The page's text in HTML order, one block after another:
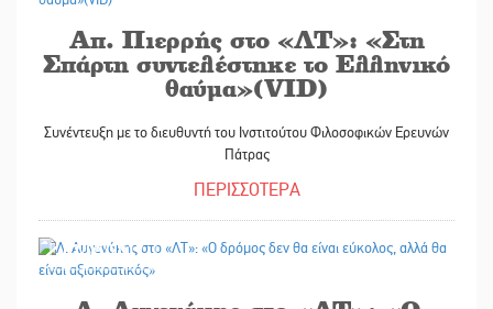
Απ. Πιερρής στο «ΛΤ»: «Στη
Σπάρτη συντελέστηκε το Ελληνικό
θαύμα»(VID)
Συνέντευξη με το διευθυντή του Ινστιτούτου Φιλοσοφικών Ερευνών
Πάτρας
ΠΕΡΙΣΣΟΤΕΡΑ
02/05/2017